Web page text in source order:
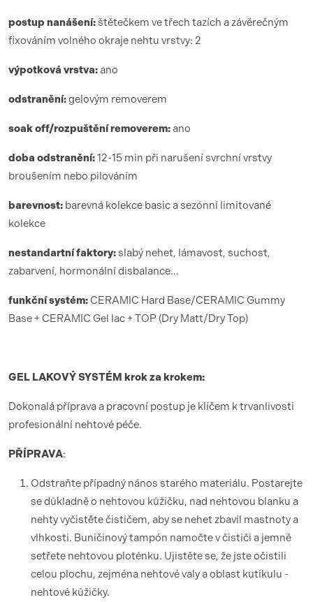
postup nanášení:štětečkem ve třech tazích a závěrečným
fixováním volného okraje nehtu vrstvy: 2
výpotková vrstva: ano
odstranění:gelovým removerem
soak off/rozpuštění removerem: ano
doba odstranění:12-15 min při narušení svrchní vrstvy
broušením nebo pilováním
barevnost: barevná kolekce basic a sezónní limitované
kolekce
nestandartní faktory:slabý nehet, lámavost, suchost,
zabarvení, hormonální disbalance…
funkční systém:CERAMIC Hard Base/CERAMIC Gummy
Base + CERAMIC Gel lac + TOP (Dry Matt/Dry Top)
GEL LAKOVÝ SYSTÉM krok za krokem:
Dokonalá příprava a pracovní postup je klíčem k trvanlivosti
profesionální nehtové péče.
PŘÍPRAVA:
Odstraňte případný nános starého materiálu. Postarejte
se důkladně o nehtovou kůžičku, nad nehtovou blanku a
nehty vyčistěte čističem, aby se nehet zbavil mastnoty a
vlhkosti. Buničinový tampón namočte v čističi a jemně
setřete nehtovou ploténku. Ujistěte se, že jste očistili
celou plochu, zejména nehtové valy a oblast kutikulu -
nehtové kůžičky.